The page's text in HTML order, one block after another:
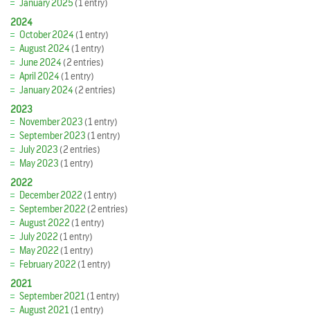
January 2025(1 entry)
2024
October 2024(1 entry)
August 2024(1 entry)
June 2024(2 entries)
April 2024(1 entry)
January 2024(2 entries)
2023
November 2023(1 entry)
September 2023(1 entry)
July 2023(2 entries)
May 2023(1 entry)
2022
December 2022(1 entry)
September 2022(2 entries)
August 2022(1 entry)
July 2022(1 entry)
May 2022(1 entry)
February 2022(1 entry)
2021
September 2021(1 entry)
August 2021(1 entry)